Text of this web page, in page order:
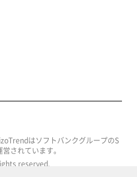
はソフトバンクグループのS
されています。
reserved.